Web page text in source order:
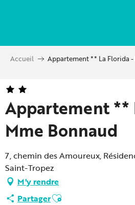
principal
Accueil Appartement ** La Florida -
Appartement **
Mme Bonnaud
7, chemin des Amoureux,
Saint-Tropez
M'y rendre
PartagerAjouter aux favoris